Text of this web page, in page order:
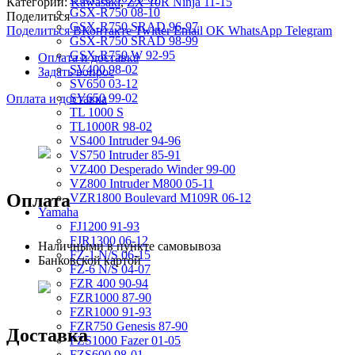
GSX-R750 08-10
GSX-R750 SRAD 96-97
GSX-R750 SRAD 98-99
GSX-R750 W 92-95
SV400 98-02
SV650 03-12
SV650 99-02
TL 1000 S
TL1000R 98-02
VS400 Intruder 94-96
VS750 Intruder 85-91
VZ400 Desperado Winder 99-00
VZ800 Intruder M800 05-11
VZR1800 Boulevard M109R 06-12
Yamaha
FJ1200 91-93
FJR1300 06-12
FZ-1 N/S 06-15
FZ-6 N/S 04-07
FZR 400 90-94
FZR1000 87-90
FZR1000 91-93
FZR750 Genesis 87-90
FZS1000 Fazer 01-05
Поделиться
Поделиться ВКонтакте Twitter Email OK WhatsApp Telegram
Оплата и доставка
Задать вопрос
Оплата и доставка
Оплата
Наличными в пункте самовывоза
Банковской картой
Доставка